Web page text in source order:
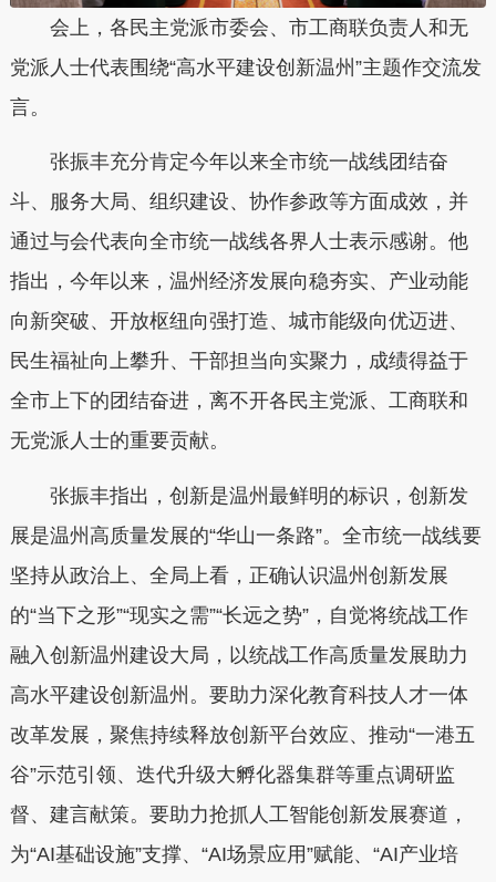
会上，各民主党派市委会、市工商联负责人和无
党派人士代表围绕“高水平建设创新温州”主题作交流发
言。
张振丰充分肯定今年以来全市统一战线团结奋
斗、服务大局、组织建设、协作参政等方面成效，并
通过与会代表向全市统一战线各界人士表示感谢。他
指出，今年以来，温州经济发展向稳夯实、产业动能
向新突破、开放枢纽向强打造、城市能级向优迈进、
民生福祉向上攀升、干部担当向实聚力，成绩得益于
全市上下的团结奋进，离不开各民主党派、工商联和
无党派人士的重要贡献。
张振丰指出，创新是温州最鲜明的标识，创新发
展是温州高质量发展的“华山一条路”。全市统一战线要
坚持从政治上、全局上看，正确认识温州创新发展
的“当下之形”“现实之需”“长远之势”，自觉将统战工作
融入创新温州建设大局，以统战工作高质量发展助力
高水平建设创新温州。要助力深化教育科技人才一体
改革发展，聚焦持续释放创新平台效应、推动“一港五
谷”示范引领、迭代升级大孵化器集群等重点调研监
督、建言献策。要助力抢抓人工智能创新发展赛道，
为“AI基础设施”支撑、“AI场景应用”赋能、“AI产业培